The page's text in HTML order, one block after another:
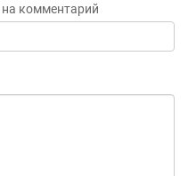
на комментарий